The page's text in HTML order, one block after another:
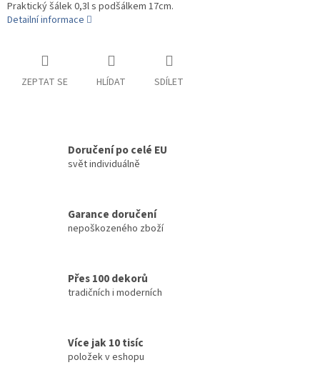
Praktický šálek 0,3l s podšálkem 17cm.
Detailní informace
ZEPTAT SE HLÍDAT SDÍLET
Doručení po celé EU
svět individuálně
Garance doručení
nepoškozeného zboží
Přes 100 dekorů
tradičních i moderních
Více jak 10 tisíc
položek v eshopu